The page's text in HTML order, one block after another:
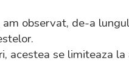
am observat, de-a
acestea se limiteaza